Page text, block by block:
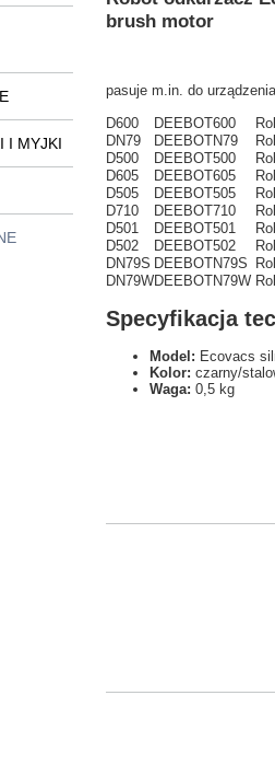
I MYJKI
brush motor
pasuje m.in. do urządzenia
D600 DEEBOT600
DN79
DEEBOTN79
D500
DEEBOT500
D605
DEEBOT605
D505
DEEBOT505
D710
DEEBOT710
D501
DEEBOT501
D502
DEEBOT502
DN79S DEEBOTN79S
DN79WDEEBOTN79W
Specyfikacja
Model: Ecovacs
Kolor: czarny/
Waga: 0,5 kg